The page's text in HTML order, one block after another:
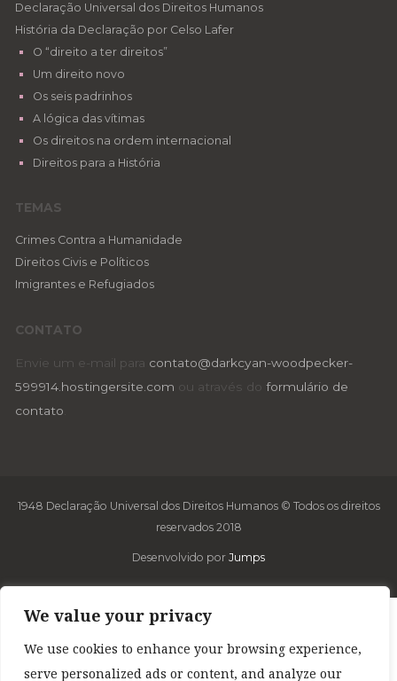
We value your privacy
We use cookies to enhance your browsing experience,
serve personalized ads or content, and analyze our
Declaração Universal dos Direitos Humanos
História da Declaração por Celso Lafer
O “direito a ter direitos”
Um direito novo
Os seis padrinhos
A lógica das vítimas
Os direitos na ordem internacional
Direitos para a História
TEMAS
Crimes Contra a Humanidade
Direitos Civis e Políticos
Imigrantes e Refugiados
CONTATO
Envie um e-mail para contato@darkcyan-woodpecker-
599914.hostingersite.com ou através do formulário de
contato
1948 Declaração Universal dos Direitos Humanos © Todos os direitos
reservados 2018
Desenvolvido por Jumps